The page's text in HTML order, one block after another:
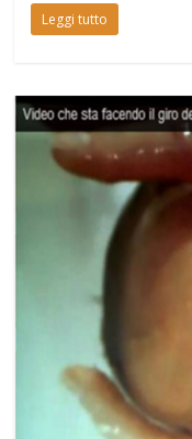
Leggi tutto